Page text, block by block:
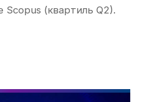
(квартиль Q2).